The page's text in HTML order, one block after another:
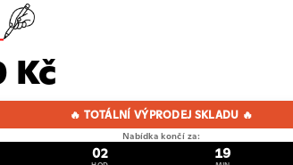
Kč
🔥 TOTÁLNÍ VÝPRODEJ SKLADU 🔥
Nabídka končí za:
02 19